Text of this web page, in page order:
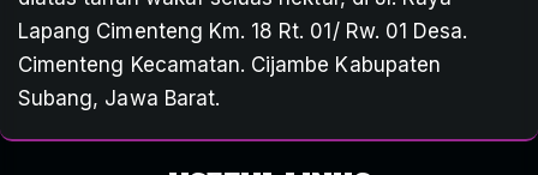
Lapang Cimenteng Km. 18 Rt. 01/ Rw. 01 Desa.
Cimenteng Kecamatan. Cijambe Kabupaten
Subang, Jawa Barat.